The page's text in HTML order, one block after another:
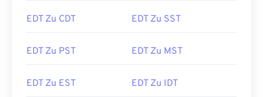
EDT Zu CDT EDT Zu SST
EDT Zu PST EDT Zu MST
EDT Zu EST EDT Zu IDT